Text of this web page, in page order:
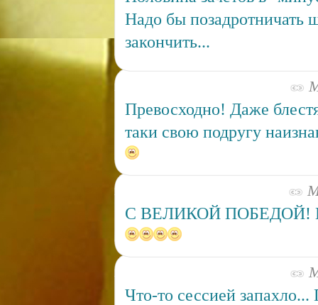
Надо бы позадротничать
закончить...
Превосходно! Даже
таки свою подругу
С ВЕЛИКОЙ ПОБЕДОЙ!
Что-то сессией